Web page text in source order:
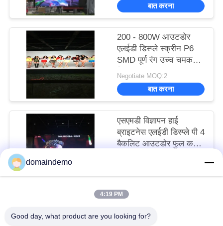
बात करना
200 - 800W आउटडोर
एलईडी डिस्प्ले स्क्रीन P6
SMD पूर्ण रंग उच्च चमक
विज्ञापन 200 - 800W
आउटडोर एलईडी डिस्प्ले
स्क्री
Negotiate MOQ:2
बात करना
एसएमडी विज्ञापन हाई
ब्राइटनेस एलईडी डिस्प्ले पी 4
बैकलिट आउटडोर फुल कलर
लोकप्रिय श्रेणियां
domaindemo
4:19 PM
Good day, what product are you looking for?